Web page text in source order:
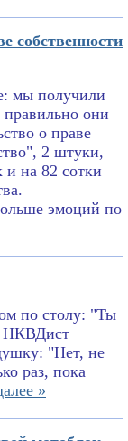
собственности
мы получили
они
о праве
2 штуки,
и на 82 сотки
эмоций по
по столу: "Ты
НКВДист
"Нет, не
раз, пока
»